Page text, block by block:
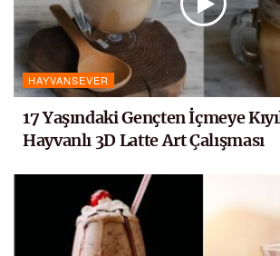
HAYVANSEVER
17 Yaşındaki Gençten İçmeye
Hayvanlı 3D Latte Art Çalışması